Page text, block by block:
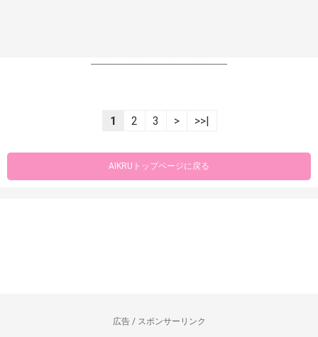
----------------------------------------------------------------
1 2 3 > >>|
AIKRUトップページに戻る
広告 / スポンサーリンク